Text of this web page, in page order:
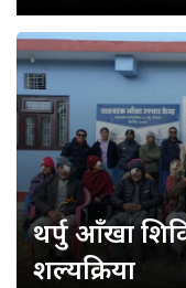
थर्पु आँखा
शल्यक्रिया